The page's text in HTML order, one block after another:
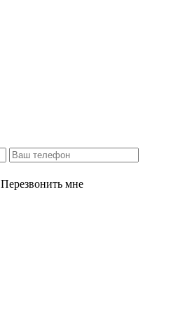
Перезвонить мне